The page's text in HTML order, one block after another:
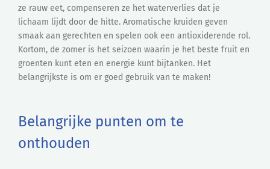
ze rauw eet, compenseren ze het waterverlies dat je
lichaam lijdt door de hitte. Aromatische kruiden geven
smaak aan gerechten en spelen ook een antioxiderende rol.
Kortom, de zomer is het seizoen waarin je het beste fruit en
groenten kunt eten en energie kunt bijtanken. Het
belangrijkste is om er goed gebruik van te maken!
Belangrijke punten om te
onthouden